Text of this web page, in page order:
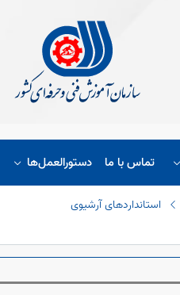
تماس با ما دستورالعمل‌ها
استانداردهای آرشیوی